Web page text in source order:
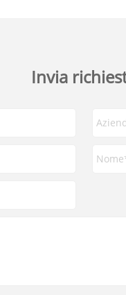
Invia